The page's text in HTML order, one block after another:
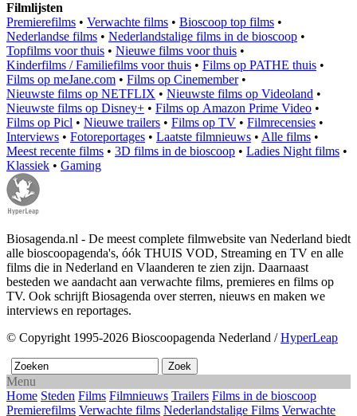
Filmlijsten
Premierefilms • Verwachte films • Bioscoop top films •
Nederlandse films • Nederlandstalige films in de bioscoop •
Topfilms voor thuis • Nieuwe films voor thuis •
Kinderfilms / Familiefilms voor thuis • Films op PATHE thuis •
Films op meJane.com • Films op Cinemember•
Nieuwste films op NETFLIX • Nieuwste films op Videoland •
Nieuwste films op Disney+ • Films op Amazon Prime Video •
Films op Picl • Nieuwe trailers • Films op TV • Filmrecensies •
Interviews • Fotoreportages • Laatste filmnieuws • Alle films •
Meest recente films • 3D films in de bioscoop • Ladies Night films •
Klassiek • Gaming
Biosagenda.nl - De meest complete filmwebsite van Nederland biedt
alle bioscoopagenda's, óók THUIS VOD, Streaming en TV en alle
films die in Nederland en Vlaanderen te zien zijn. Daarnaast
besteden we aandacht aan verwachte films, premieres en films op
TV. Ook schrijft Biosagenda over sterren, nieuws en maken we
interviews en reportages.
© Copyright 1995-2026 Bioscoopagenda Nederland /HyperLeap
Menu
Home Steden Films Filmnieuws Trailers Films in de bioscoop
Premierefilms Verwachte films Nederlandstalige Films Verwachte